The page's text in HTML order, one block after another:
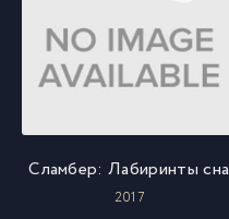
Сламбер: Лабиринты сна
2017